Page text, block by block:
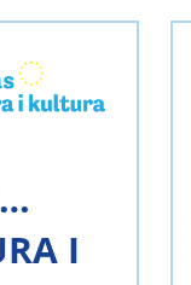
I